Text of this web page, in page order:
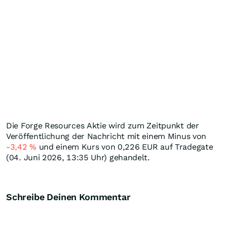
Die Forge Resources Aktie wird zum Zeitpunkt der
Veröffentlichung der Nachricht mit einem Minus von
-3,42% und einem Kurs von 0,226 EUR auf Tradegate
(04. Juni 2026, 13:35 Uhr) gehandelt.
Schreibe Deinen Kommentar